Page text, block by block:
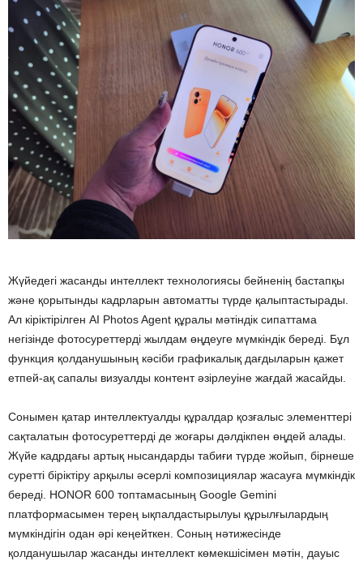
Жүйедегі жасанды интеллект технологиясы бейненің бастапқы
және қорытынды кадрларын автоматты түрде қалыптастырады.
Ал кіріктірілген AI Photos Agent құралы мәтіндік сипаттама
негізінде фотосуреттерді жылдам өңдеуге мүмкіндік береді. Бұл
функция қолданушының кәсіби графикалық дағдыларын қажет
етпей-ақ сапалы визуалды контент әзірлеуіне жағдай жасайды.
Сонымен қатар интеллектуалды құралдар қозғалыс элементтері
сақталатын фотосуреттерді де жоғары дәлдікпен өңдей алады.
Жүйе кадрдағы артық нысандарды табиғи түрде жойып, бірнеше
суретті біріктіру арқылы әсерлі композициялар жасауға мүмкіндік
береді. HONOR 600 топтамасының Google Gemini
платформасымен терең ықпалдастырылуы құрылғылардың
мүмкіндігін одан әрі кеңейткен. Соның нәтижесінде
қолданушылар жасанды интеллект көмекшісімен мәтін, дауыс